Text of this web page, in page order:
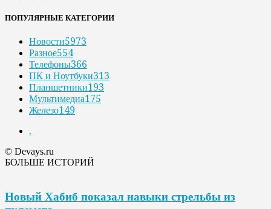
ПОПУЛЯРНЫЕ КАТЕГОРИИ
Новости5973
Разное554
Телефоны366
ПК и Ноутбуки313
Планшетники193
Мультимедиа175
Железо149
.
© Devays.ru
БОЛЬШЕ ИСТОРИЙ
Новый Хабиб показал навыки стрельбы из